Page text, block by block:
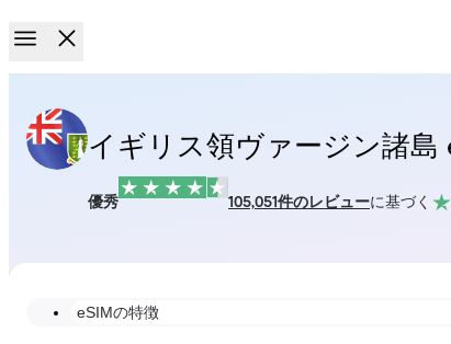
イギリス領ヴァージン諸島
優秀 105,051件のレビューに基づく
eSIMの特徴